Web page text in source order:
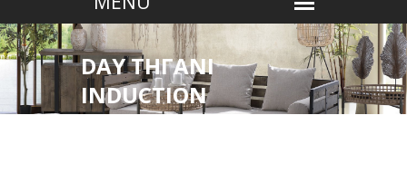
DAY ΤΗΓΑΝΙ
INDUCTION
ΚΕΡΑΜ.ΕΠΙΣΤΡΩΣΗ